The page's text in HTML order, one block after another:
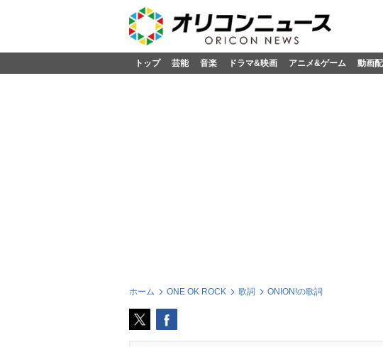
トップ 芸能 音楽 ドラマ&映画 アニメ&ゲーム 動画
ホーム ONE OK ROCK 歌詞 ONION!の歌詞